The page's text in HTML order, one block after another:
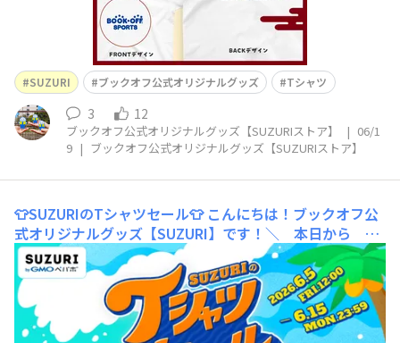
SUZURI ブックオフ公式オリジナルグッズ Tシャツ
3 12
ブックオフ公式オリジナルグッズ【SUZURIストア】 | 06/1
9 | ブックオフ公式オリジナルグッズ【SUZURIストア】
👕SUZURIのTシャツセール👕 こんにちは！ブックオフ公
式オリジナルグッズ【SUZURI】です！＼ 本日から ／
SUZURIのTシャツセール開催これから大活躍のTシャツが
全品1,000円引き👕※刺しゅうTシャツを除くどんどん暑
くなる....夏前におトクに手に入れるチャンス♪カラーも選
べるからオンリーワンにカスタムして😊よむよむ君は